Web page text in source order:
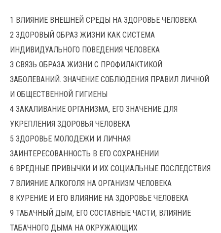
1 ВЛИЯНИЕ ВНЕШНЕЙ СРЕДЫ НА ЗДОРОВЬЕ ЧЕЛОВЕКА
2 ЗДОРОВЫЙ ОБРАЗ ЖИЗНИ КАК СИСТЕМА
ИНДИВИДУАЛЬНОГО ПОВЕДЕНИЯ ЧЕЛОВЕКА
3 СВЯЗЬ ОБРАЗА ЖИЗНИ С ПРОФИЛАКТИКОЙ
ЗАБОЛЕВАНИЙ. ЗНАЧЕНИЕ СОБЛЮДЕНИЯ ПРАВИЛ ЛИЧНОЙ
И ОБЩЕСТВЕННОЙ ГИГИЕНЫ
4 ЗАКАЛИВАНИЕ ОРГАНИЗМА, ЕГО ЗНАЧЕНИЕ ДЛЯ
УКРЕПЛЕНИЯ ЗДОРОВЬЯ ЧЕЛОВЕКА
5 ЗДОРОВЬЕ МОЛОДЕЖИ И ЛИЧНАЯ
ЗАИНТЕРЕСОВАННОСТЬ В ЕГО СОХРАНЕНИИ
6 ВРЕДНЫЕ ПРИВЫЧКИ И ИХ СОЦИАЛЬНЫЕ ПОСЛЕДСТВИЯ
7 ВЛИЯНИЕ АЛКОГОЛЯ НА ОРГАНИЗМ ЧЕЛОВЕКА
8 КУРЕНИЕ И ЕГО ВЛИЯНИЕ НА ЗДОРОВЬЕ ЧЕЛОВЕКА
9 ТАБАЧНЫЙ ДЫМ, ЕГО СОСТАВНЫЕ ЧАСТИ, ВЛИЯНИЕ
ТАБАЧНОГО ДЫМА НА ОКРУЖАЮЩИХ